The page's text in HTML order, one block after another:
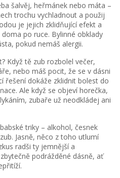
šalvěj, heřmánek nebo máta –
trochu vychladnout a použij
je jejich zklidňující efekt a
po ruce. Bylinné obklady
pokud nemáš alergii.
Když tě zub rozbolel večer,
nebo máš pocit, že se v dásni
řešení dokáže zklidnit bolest do
Ale když se objeví horečka,
zubaře už neodkládej ani
triky – alkohol, česnek
Jasně, něco z toho utlumí
radši ty jemnější a
podrážděné dásně, ať